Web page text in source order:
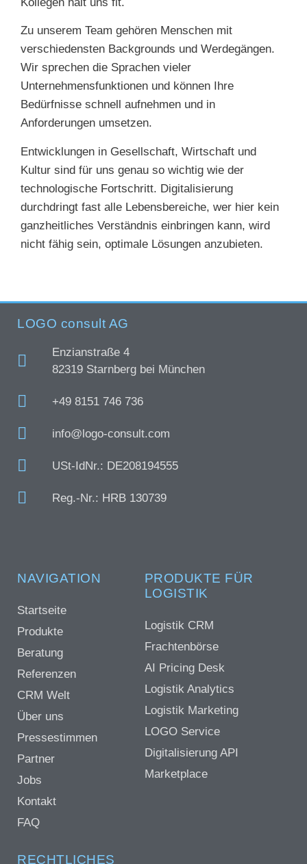
Zu unserem Team gehören Menschen mit
verschiedensten Backgrounds und Werdegängen.
Wir sprechen die Sprachen vieler
Unternehmensfunktionen und können Ihre
Bedürfnisse schnell aufnehmen und in
Anforderungen umsetzen.
Entwicklungen in Gesellschaft, Wirtschaft und
Kultur sind für uns genau so wichtig wie der
technologische Fortschritt. Digitalisierung
durchdringt fast alle Lebensbereiche, wer hier kein
ganzheitliches Verständnis einbringen kann, wird
nicht fähig sein, optimale Lösungen anzubieten.
LOGO consult AG
Enzianstraße 4
82319 Starnberg bei München
+49 8151 746 736
info@logo-consult.com
USt-IdNr.: DE208194555
Reg.-Nr.: HRB 130739
NAVIGATION
Startseite
Produkte
Beratung
Referenzen
CRM Welt
Über uns
Pressestimmen
Partner
Jobs
Kontakt
FAQ
PRODUKTE FÜR
LOGISTIK
Logistik CRM
Frachtenbörse
AI Pricing Desk
Logistik Analytics
Logistik Marketing
LOGO Service
Digitalisierung API
Marketplace
RECHTLICHES